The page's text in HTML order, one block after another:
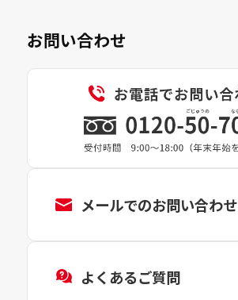
お問い合わせ
メールでのお問い合わせ
よくあるご質問